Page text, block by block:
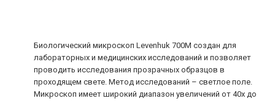
Биологический микроскоп Levenhuk 700M создан для
лабораторных и медицинских исследований и позволяет
проводить исследования прозрачных образцов в
проходящем свете. Метод исследований – светлое поле.
Микроскоп имеет широкий диапазон увеличений от 40х до